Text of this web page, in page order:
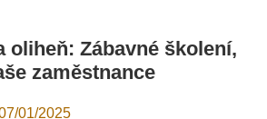
oliheň: Zábavné školení,
zaměstnance
01/2025